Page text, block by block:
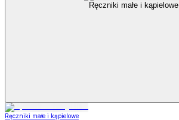
Ręczniki małe i kąpielowe
Ręczniki małe i kąpielowe